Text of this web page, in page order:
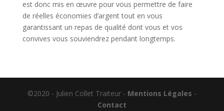
est donc mis en œuvre pour vous permettre de faire
de réelles économies d’argent tout en vous
garantissant un repas de qualité dont vous et vos
convives vous souviendrez pendant longtemps.
©2020 - Julien Collet Traiteur - Mentions Légales -
Contact